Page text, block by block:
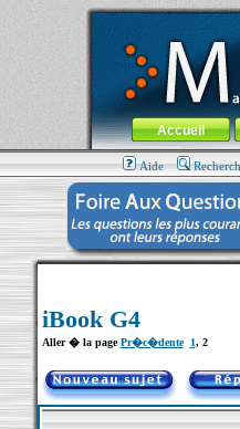
MacBook-fr.com : 100% Apple...
Aller au contenu-Aller
Menu général
Accueil
Aide
iBook G4
Aller � la pagePr�c�dente 1, 2